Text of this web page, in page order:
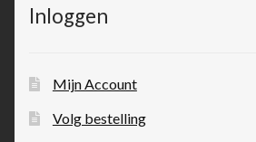
Inloggen
Mijn Account
Volg bestelling